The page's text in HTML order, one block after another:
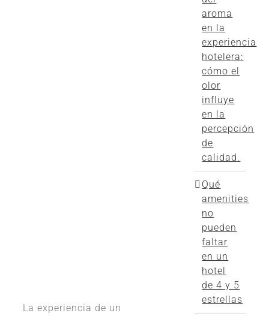
La experiencia de un
aroma
en la
experiencia
hotelera:
cómo el
olor
influye
en la
percepción
de
calidad.
Qué
amenities
no
pueden
faltar
en un
hotel
de 4 y 5
estrellas